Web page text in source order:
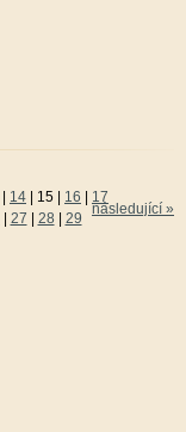
14 15 16
17
27 28 29
následující »